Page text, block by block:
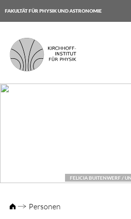
FAKULTÄT FÜR PHYSIK UND ASTRONOMIE
FELICIA BUITENWERF /
Personen